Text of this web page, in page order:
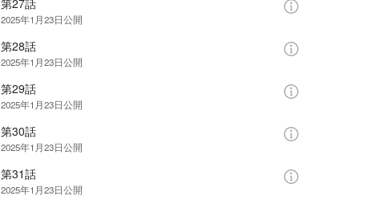
第27話
2025年1月23日公開
第28話
2025年1月23日公開
第29話
2025年1月23日公開
第30話
2025年1月23日公開
第31話
2025年1月23日公開